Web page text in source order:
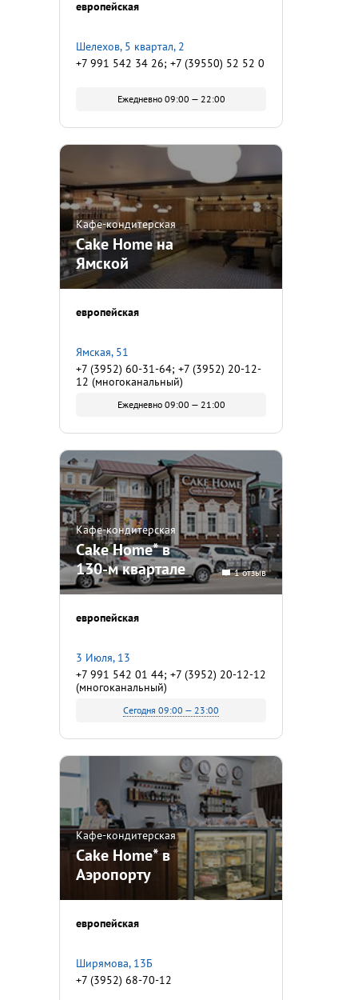
европейская
Шелехов, 5 квартал, 2
+7 991 542 34 26; +7 (39550) 52 52 0
Ежедневно 09:00 — 22:00
Кафе-кондитерская
Cake Home на
Ямской
европейская
Ямская, 51
+7 (3952) 60-31-64; +7 (3952) 20-12-
12 (многоканальный)
Ежедневно 09:00 — 21:00
Кафе-кондитерская
Cake Home* в
130-м квартале
1 отзыв
европейская
3 Июля, 13
+7 991 542 01 44; +7 (3952) 20-12-12
(многоканальный)
Сегодня 09:00 — 23:00
Кафе-кондитерская
Cake Home* в
Аэропорту
европейская
Ширямова, 13Б
+7 (3952) 68-70-12